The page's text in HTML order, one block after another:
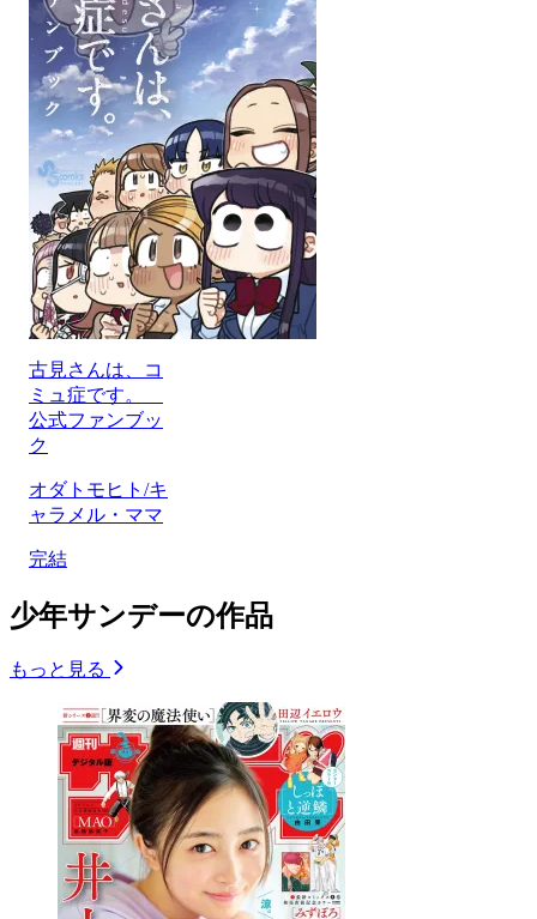
古見さんは、コ
ミュ症です。
公式ファンブッ
ク
オダトモヒト/キ
ャラメル・ママ
完結
少年サンデーの作品
もっと見る